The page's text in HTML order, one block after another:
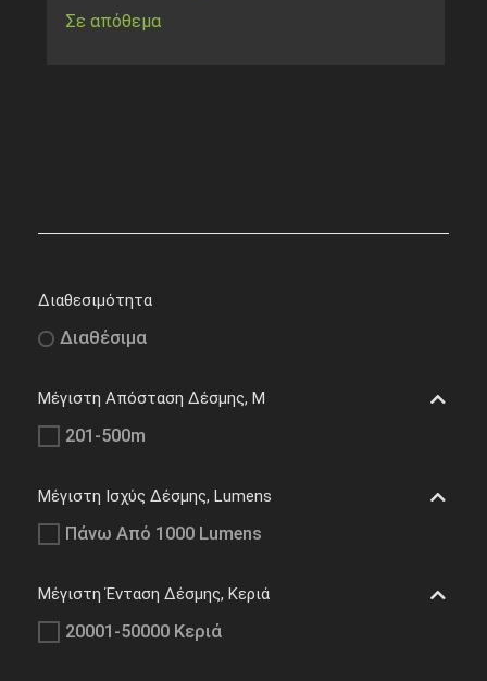
Σε απόθεμα
Διαθεσιμότητα
Διαθέσιμα
Μέγιστη Απόσταση Δέσμης, M
201-500m
Μέγιστη Ισχύς Δέσμης, Lumens
Πάνω Από 1000 Lumens
Μέγιστη Ένταση Δέσμης, Κεριά
20001-50000 Κεριά